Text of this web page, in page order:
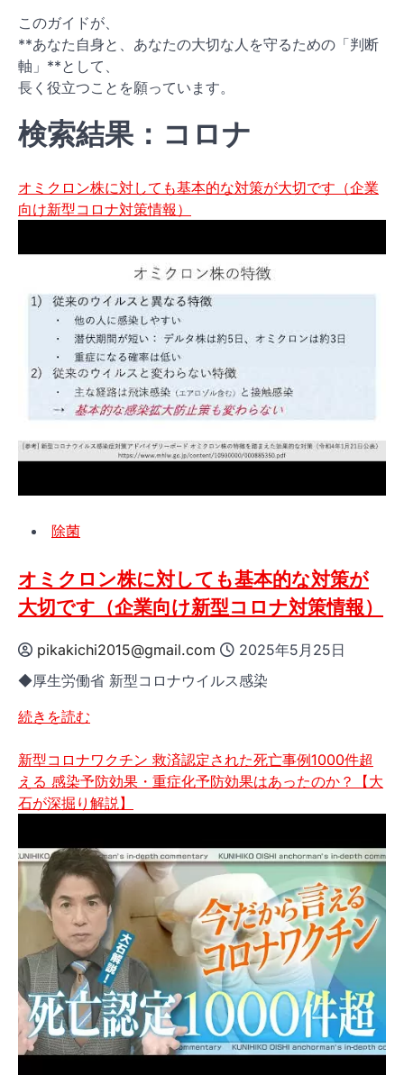
このガイドが、
**あなた自身と、あなたの大切な人を守るための「判断
軸」**として、
長く役立つことを願っています。
検索結果：コロナ
オミクロン株に対しても基本的な対策が大切です（企業
向け新型コロナ対策情報）
除菌
オミクロン株に対しても基本的な対策が
大切です（企業向け新型コロナ対策情報）
pikakichi2015@gmail.com
2025年5月25日
◆厚生労働省 新型コロナウイルス感染
続きを読む
ク
ロ
ン
に
対
し
て
も
基
本
的
な
対
新型コロナワクチン 救済認定された死亡事例1000件超
える 感染予防効果・重症化予防効果はあったのか？【大
石が深掘り解説】